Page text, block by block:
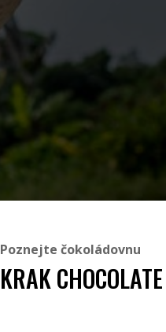
Poznejte čokoládovnu
KRAK CHOCOLATE